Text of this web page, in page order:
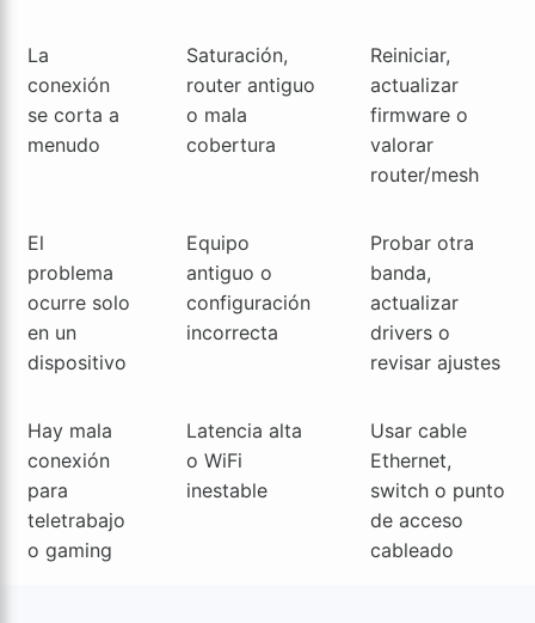
La
conexión
se corta a
menudo
Saturación,
router antiguo
o mala
cobertura
Reiniciar,
actualizar
firmware o
valorar
router/mesh
El
problema
ocurre solo
en un
dispositivo
Equipo
antiguo o
configuración
incorrecta
Probar otra
banda,
actualizar
drivers o
revisar ajustes
Hay mala
conexión
para
teletrabajo
o gaming
Latencia alta
o WiFi
inestable
Usar cable
Ethernet,
switch o punto
de acceso
cableado